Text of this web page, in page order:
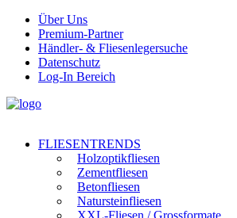
Über Uns
Premium-Partner
Händler- & Fliesenlegersuche
Datenschutz
Log-In Bereich
FLIESENTRENDS
Holzoptikfliesen
Zementfliesen
Betonfliesen
Natursteinfliesen
XXL-Fliesen / Grossformate